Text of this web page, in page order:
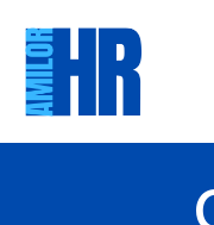
contenuto